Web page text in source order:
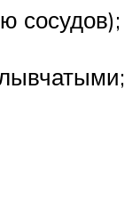
сосудов);